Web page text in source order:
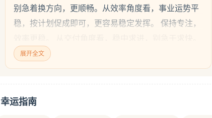
别急着换方向，更顺畅。从效率角度看，事业运势平
稳，按计划促成即可，更容易稳定发挥。 保持专注，
稳中求进，别急于求快，更可持续。
展开全文
幸运指南